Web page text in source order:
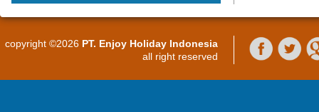
copyright ©2026 PT. Enjoy Holiday Indonesia
all right reserved